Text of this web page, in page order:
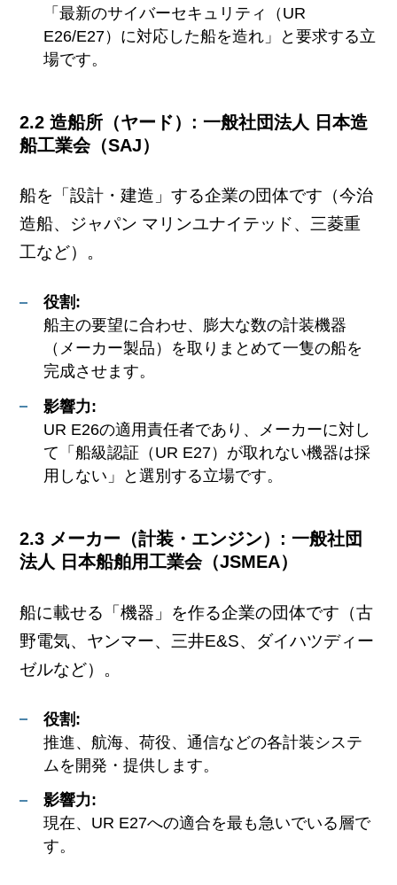
「最新のサイバーセキュリティ（UR
E26/E27）に対応した船を造れ」と要求する立
場です。
2.2 造船所（ヤード）: 一般社団法人 日本造
船工業会（SAJ）
船を「設計・建造」する企業の団体です（今治
造船、ジャパン マリンユナイテッド、三菱重
工など）。
役割:
船主の要望に合わせ、膨大な数の計装機器
（メーカー製品）を取りまとめて一隻の船を
完成させます。
影響力:
UR E26の適用責任者であり、メーカーに対し
て「船級認証（UR E27）が取れない機器は採
用しない」と選別する立場です。
2.3 メーカー（計装・エンジン）: 一般社団
法人 日本船舶用工業会（JSMEA）
船に載せる「機器」を作る企業の団体です（古
野電気、ヤンマー、三井E&S、ダイハツディー
ゼルなど）。
役割:
推進、航海、荷役、通信などの各計装システ
ムを開発・提供します。
影響力:
現在、UR E27への適合を最も急いでいる層で
す。